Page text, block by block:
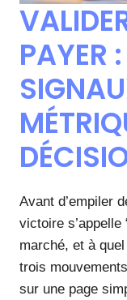
PAYER
Avant d’empiler
victoire s’appelle
marché, et à
trois
sur une page